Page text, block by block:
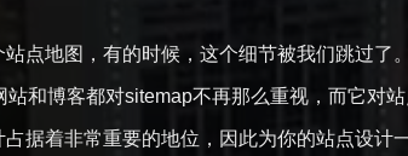
点地图，有的时候，这个细节被我们跳过
站和博客都对sitemap不再那么重视，而它对
据着非常重要的地位，因此为你的站点设